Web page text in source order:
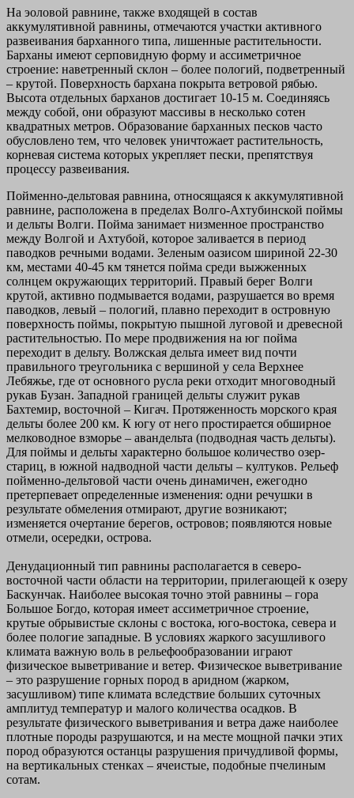
На эоловой равнине, также входящей в состав
аккумулятивной равнины, отмечаются участки активного
развеивания барханного типа, лишенные растительности.
Барханы имеют серповидную форму и ассиметричное
строение: наветренный склон – более пологий, подветренный
– крутой. Поверхность бархана покрыта ветровой рябью.
Высота отдельных барханов достигает 10-15 м. Соединяясь
между собой, они образуют массивы в несколько сотен
квадратных метров. Образование барханных песков часто
обусловлено тем, что человек уничтожает растительность,
корневая система которых укрепляет пески, препятствуя
процессу развеивания.
Пойменно-дельтовая равнина, относящаяся к аккумулятивной
равнине, расположена в пределах Волго-Ахтубинской поймы
и дельты Волги. Пойма занимает низменное пространство
между Волгой и Ахтубой, которое заливается в период
паводков речными водами. Зеленым оазисом шириной 22-30
км, местами 40-45 км тянется пойма среди выжженных
солнцем окружающих территорий. Правый берег Волги
крутой, активно подмывается водами, разрушается во время
паводков, левый – пологий, плавно переходит в островную
поверхность поймы, покрытую пышной луговой и древесной
растительностью. По мере продвижения на юг пойма
переходит в дельту. Волжская дельта имеет вид почти
правильного треугольника с вершиной у села Верхнее
Лебяжье, где от основного русла реки отходит многоводный
рукав Бузан. Западной границей дельты служит рукав
Бахтемир, восточной – Кигач. Протяженность морского края
дельты более 200 км. К югу от него простирается обширное
мелководное взморье – авандельта (подводная часть дельты).
Для поймы и дельты характерно большое количество озер-
стариц, в южной надводной части дельты – култуков. Рельеф
пойменно-дельтовой части очень динамичен, ежегодно
претерпевает определенные изменения: одни речушки в
результате обмеления отмирают, другие возникают;
изменяется очертание берегов, островов; появляются новые
отмели, осередки, острова.
Денудационный тип равнины располагается в северо-
восточной части области на территории, прилегающей к озеру
Баскунчак. Наиболее высокая точно этой равнины – гора
Большое Богдо, которая имеет ассиметричное строение,
крутые обрывистые склоны с востока, юго-востока, севера и
более пологие западные. В условиях жаркого засушливого
климата важную воль в рельефообразовании играют
физическое выветривание и ветер. Физическое выветривание
– это разрушение горных пород в аридном (жарком,
засушливом) типе климата вследствие больших суточных
амплитуд температур и малого количества осадков. В
результате физического выветривания и ветра даже наиболее
плотные породы разрушаются, и на месте мощной пачки этих
пород образуются останцы разрушения причудливой формы,
на вертикальных стенках – ячеистые, подобные пчелиным
сотам.